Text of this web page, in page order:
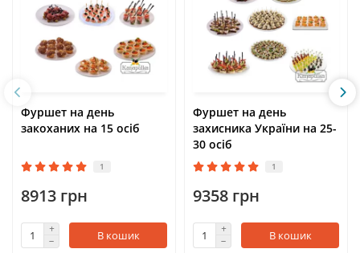
Фуршет на день
закоханих на 15 осіб
1
8913 грн
В кошик
Фуршет на день
захисника України на 25-
30 осіб
1
9358 грн
В кошик